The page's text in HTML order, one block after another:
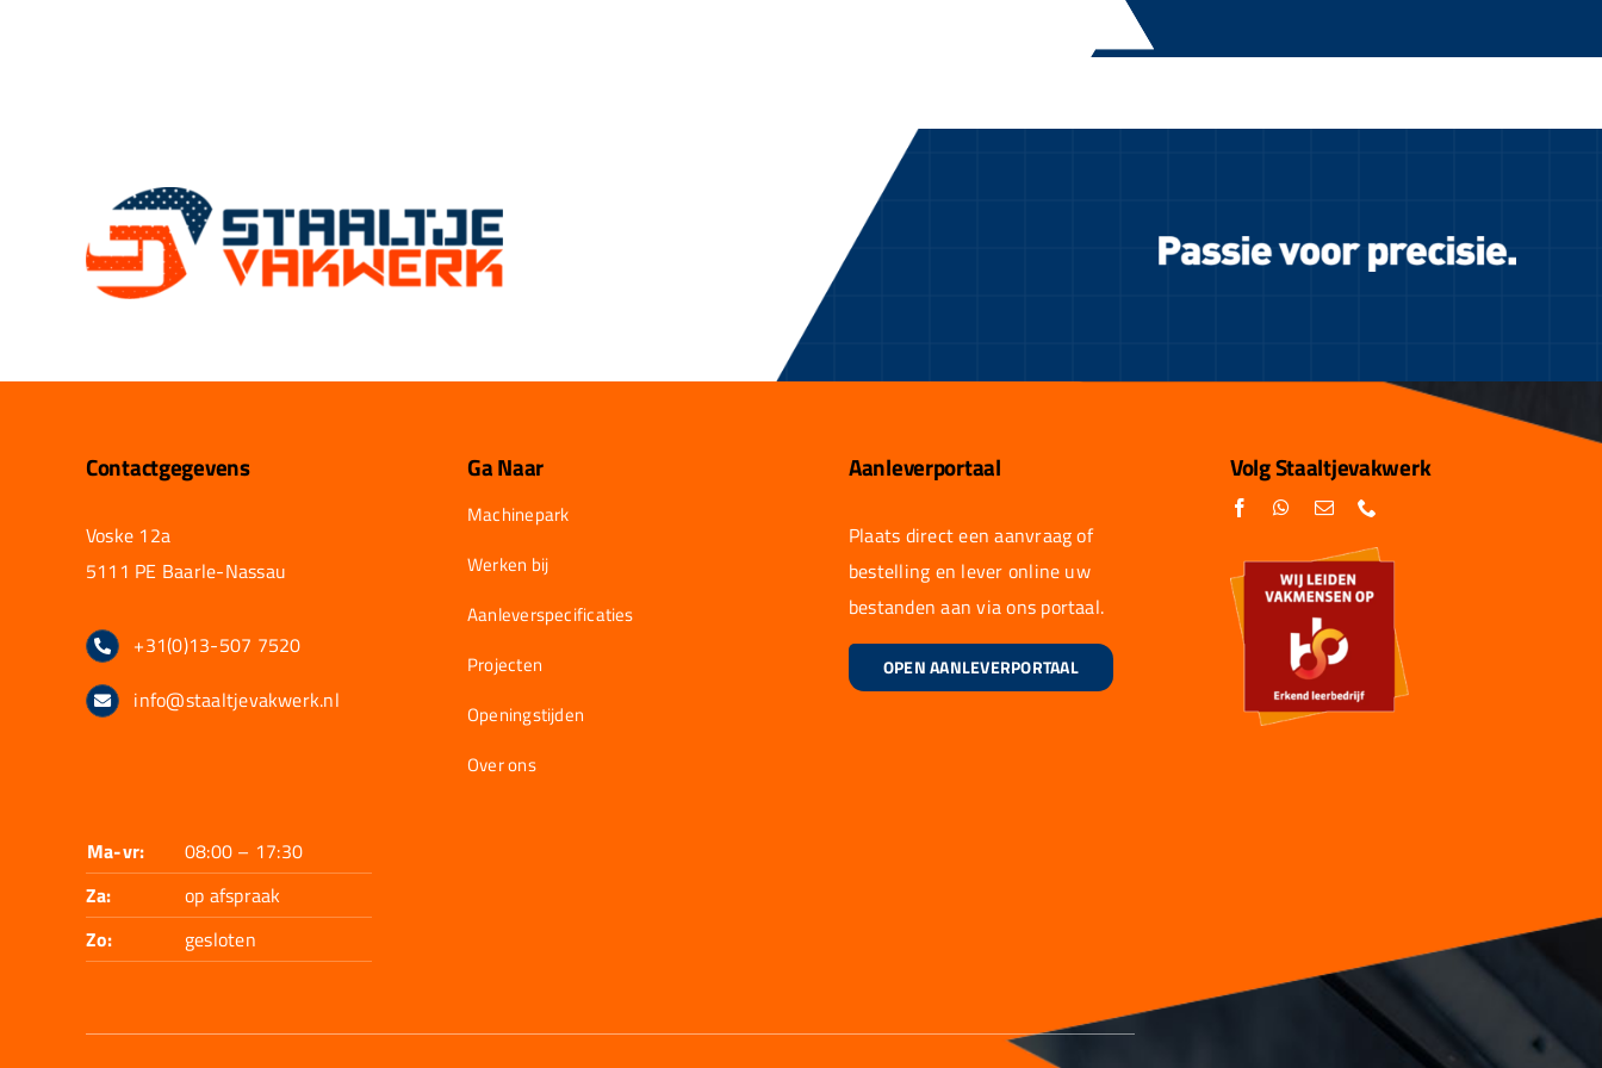
Contactgegevens
Voske 12a
5111 PE Baarle-Nassau
+31(0)13-507 7520
info@staaltjevakwerk.nl
Ma-vr:
08:00 – 17:30
Za:
op afspraak
Zo:
gesloten
Ga Naar
Machinepark
Werken bij
Aanleverspecificaties
Projecten
Openingstijden
Over ons
Aanleverportaal
Plaats direct een aanvraag of
bestelling en lever online uw
bestanden aan via ons portaal.
OPEN AANLEVERPORTAAL
Volg Staaltjevakwerk